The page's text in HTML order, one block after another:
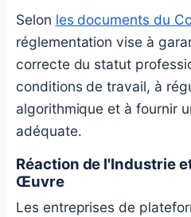
Selon les documents du
réglementation vise à
correcte du statut
conditions de travail, à
algorithmique et à fournir
adéquate.
Réaction de l'Industrie
Œuvre
Les entreprises de